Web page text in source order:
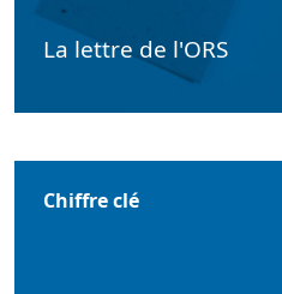
La lettre de l'ORS
Chiffre clé